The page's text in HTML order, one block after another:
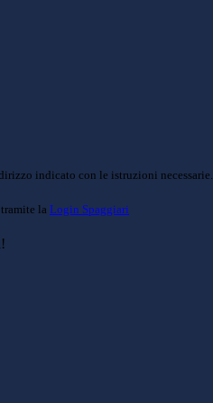
indicato con le istruzioni necessarie.
la Login Spaggiari